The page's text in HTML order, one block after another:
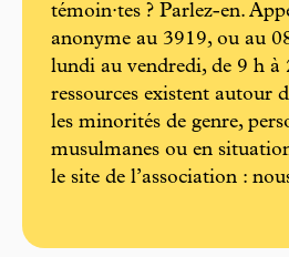
témoin·tes ? Parlez-en.
anonyme au 3919, ou au
lundi au vendredi, de 9 h à
ressources existent autour
les minorités de genre,
musulmanes ou en
le site de l’association :